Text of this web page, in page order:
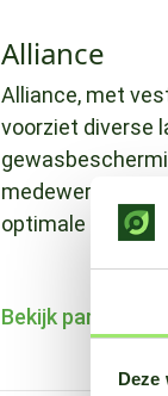
Deze
Alliance
Alliance, met
voorziet diverse
medewerkers
optimale
Bekijk partner